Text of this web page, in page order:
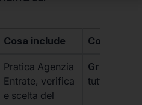
Cosa include Costo
Pratica Agenzia
Entrate, verifica
e scelta del
Gratis
tutti i piani)